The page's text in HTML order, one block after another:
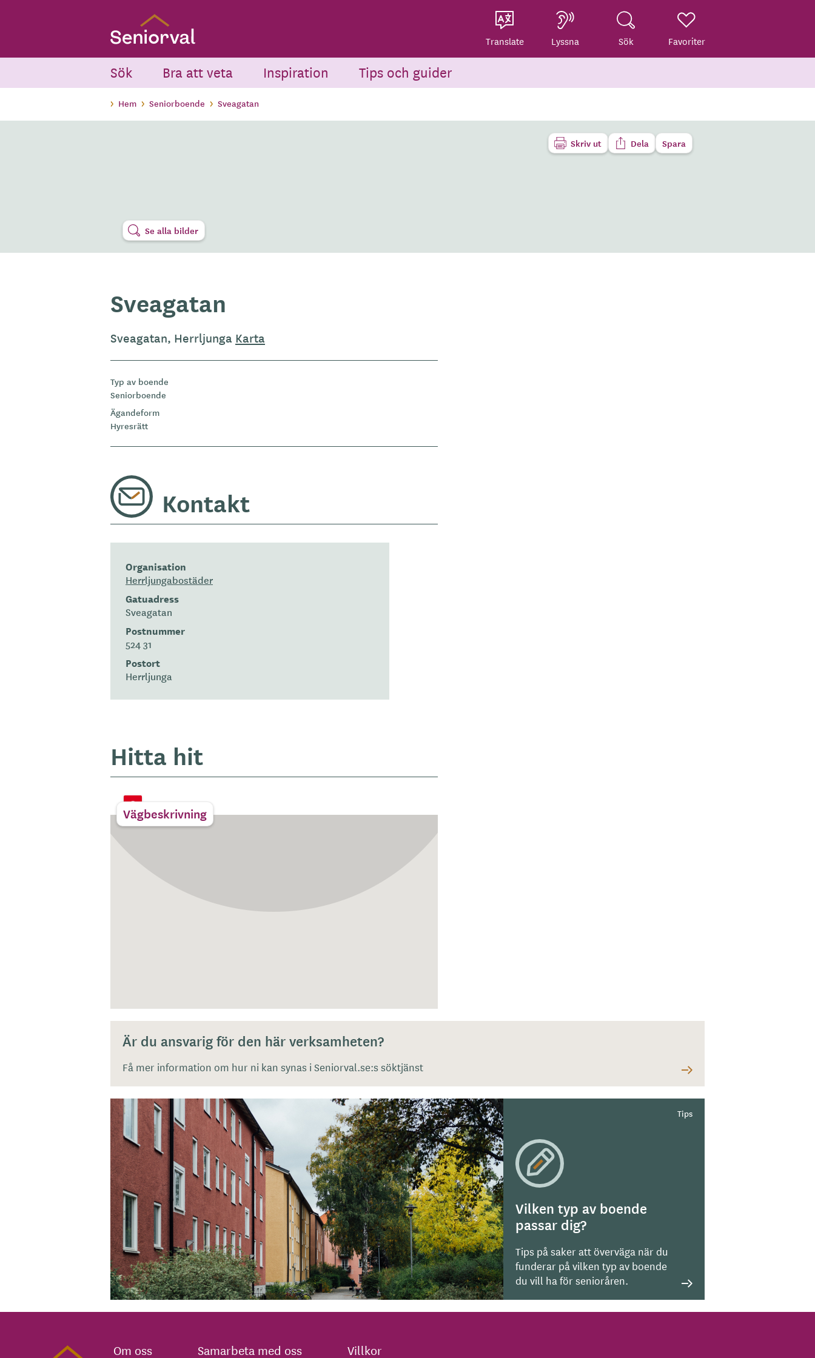
Translate Lyssna Sök Favoriter
Sök Bra att veta Inspiration Tips och guider
Hem Seniorboende Sveagatan
Skriv ut Dela Spara
Se alla bilder
Sveagatan
Sveagatan, Herrljunga Karta
Typ av boende
Seniorboende
Ägandeform
Hyresrätt
Kontakt
Organisation
Herrljungabostäder
Gatuadress
Sveagatan
Postnummer
524 31
Postort
Herrljunga
Hitta hit
Vägbeskrivning
Är du ansvarig för den här verksamheten?
Få mer information om hur ni kan synas i Seniorval.se:s söktjänst
Vilken typ av boende
passar dig?
Tips på saker att överväga när du
funderar på vilken typ av boende
du vill ha för senioråren.
Om oss Samarbeta med oss Villkor